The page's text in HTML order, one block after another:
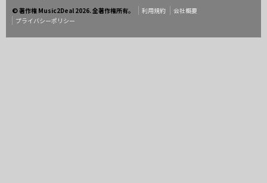
© 著作権 Music2Deal 2026. 全著作権所有。
利用規約
会社概要
プライバシーポリシー